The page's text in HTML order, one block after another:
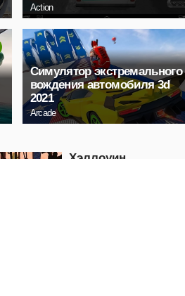
Action
Симулятор экстремального
вождения автомобиля 3d
2021
Arcade
Хэллоуин